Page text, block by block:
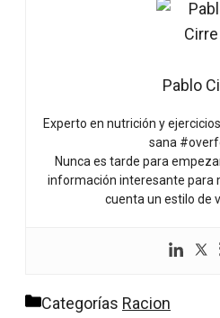
Pablo
Experto en nutrición y
sana
Nunca es tarde para
información interesante para
cuenta un estilo de
Categorías Racion